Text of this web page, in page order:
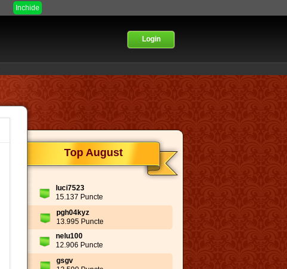
Inchide
Login
Top August
luci7523
15.137 Puncte
pgh04kyz
13.995 Puncte
nelu100
12.906 Puncte
gsgv